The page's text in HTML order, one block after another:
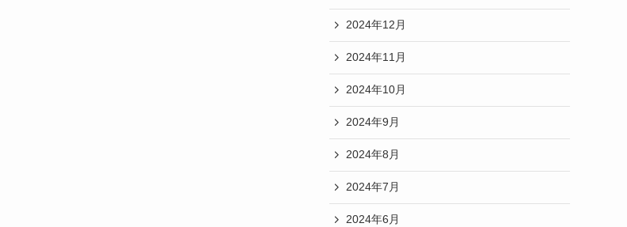
2024年12月
2024年11月
2024年10月
2024年9月
2024年8月
2024年7月
2024年6月